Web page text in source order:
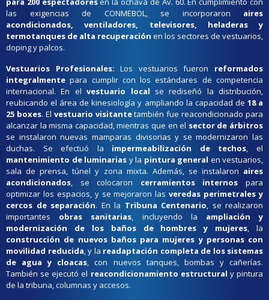
las exigencias de CONMEBOL, se incorporaron aires
acondicionados, ventiladores, televisores, heladeras y
termotanques de alta recuperación en los sectores de vestuarios,
doping y palcos.
Vestuarios Profesionales:Los vestuarios fueron reformados
integralmente para cumplir con los estándares de competencia
internacional. En elvestuario local se rediseñó la distribución,
reubicando el área de kinesiología y ampliando la capacidad de 18 a
25 boxes. El vestuario visitantetambién fue reacondicionado para
alcanzar la misma capacidad, mientras que en el sector de árbitros
se instalaron nuevas mamparas divisorias y se modernizaron las
duchas. Se efectuó la impermeabilización de techos, el
mantenimiento de luminarias y la pintura general en vestuarios,
sala de prensa, túnel y zona mixta. Además, se instalaron aires
acondicionados, se colocaron cerramientos internos para
optimizar los espacios, y se mejoraron lasveredas perimetrales y
cercos de separación. En la Tribuna Centenario, se realizaron
importantes obras sanitarias, incluyendo la ampliación y
modernización de los baños de hombres y mujeres, la
construcción de nuevos baños para mujeres y personas con
movilidad reducida, y la readaptación completa de los sistemas
de agua y cloacas, con nuevos tanques, bombas y cañerías.
También se ejecutó el reacondicionamiento estructural y pintura
de la tribuna, columnas y accesos.